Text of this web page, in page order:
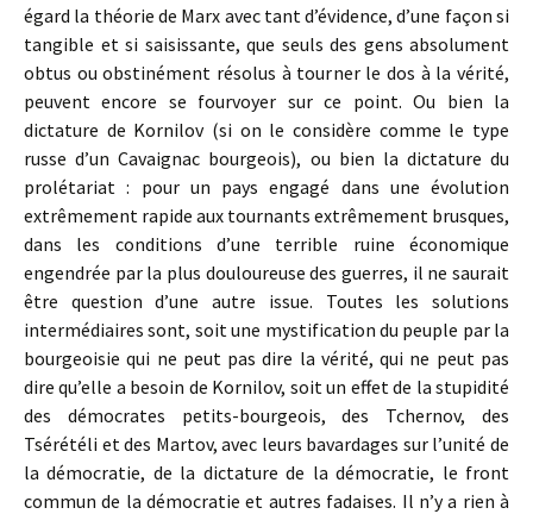
égard la théorie de Marx avec tant d’évidence, d’une façon si
tangible et si saisissante, que seuls des gens absolument
obtus ou obstinément résolus à tourner le dos à la vérité,
peuvent encore se fourvoyer sur ce point. Ou bien la
dictature de Kornilov (si on le considère comme le type
russe d’un Cavaignac bourgeois), ou bien la dictature du
prolétariat : pour un pays engagé dans une évolution
extrêmement rapide aux tournants extrêmement brusques,
dans les conditions d’une terrible ruine économique
engendrée par la plus douloureuse des guerres, il ne saurait
être question d’une autre issue. Toutes les solutions
intermédiaires sont, soit une mystification du peuple par la
bourgeoisie qui ne peut pas dire la vérité, qui ne peut pas
dire qu’elle a besoin de Kornilov, soit un effet de la stupidité
des démocrates petits-bourgeois, des Tchernov, des
Tsérétéli et des Martov, avec leurs bavardages sur l’unité de
la démocratie, de la dictature de la démocratie, le front
commun de la démocratie et autres fadaises. Il n’y a rien à